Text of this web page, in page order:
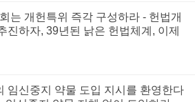
는 개헌특위 즉각 구성하라 - 헌법개
진하자, 39년된 낡은 헌법체계, 이제
임신중지 약물 도입 지시를 환영한다